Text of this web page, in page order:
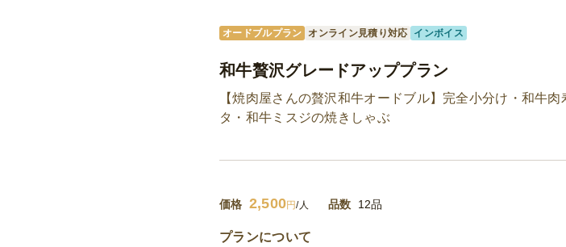
オードブルプラン オンライン見積り対応 インボイス
和牛贅沢グレードアッププラン
【焼肉屋さんの贅沢和牛オードブル】完全小分け・和牛
タ・和牛ミスジの焼きしゃぶ
価格 2,500円/人 品数 12品
プランについて